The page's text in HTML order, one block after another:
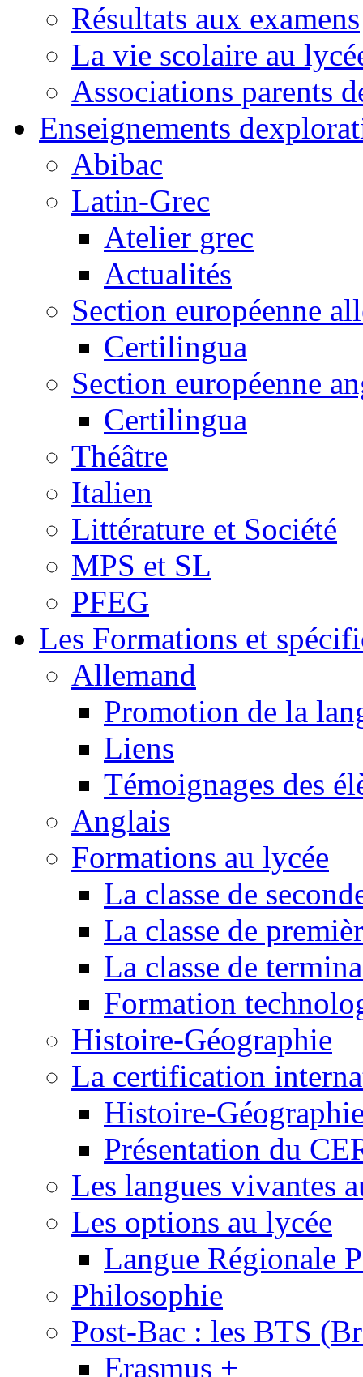
Résultats aux examens
La vie scolaire au
Associations parents
Enseignements
Abibac
Latin-Grec
Atelier grec
Actualités
Section européenne
Certilingua
Section européenne
Certilingua
Théâtre
Italien
Littérature et Société
MPS et SL
PFEG
Les Formations et
Allemand
Promotion de la
Liens
Témoignages des
Anglais
Formations au lycée
La classe de
La classe de
La classe de
Formation
Histoire-Géographie
La certification
Histoire-
Présentation du
Les langues vivantes
Les options au lycée
Langue Régionale
Philosophie
Post-Bac : les BTS
Erasmus +